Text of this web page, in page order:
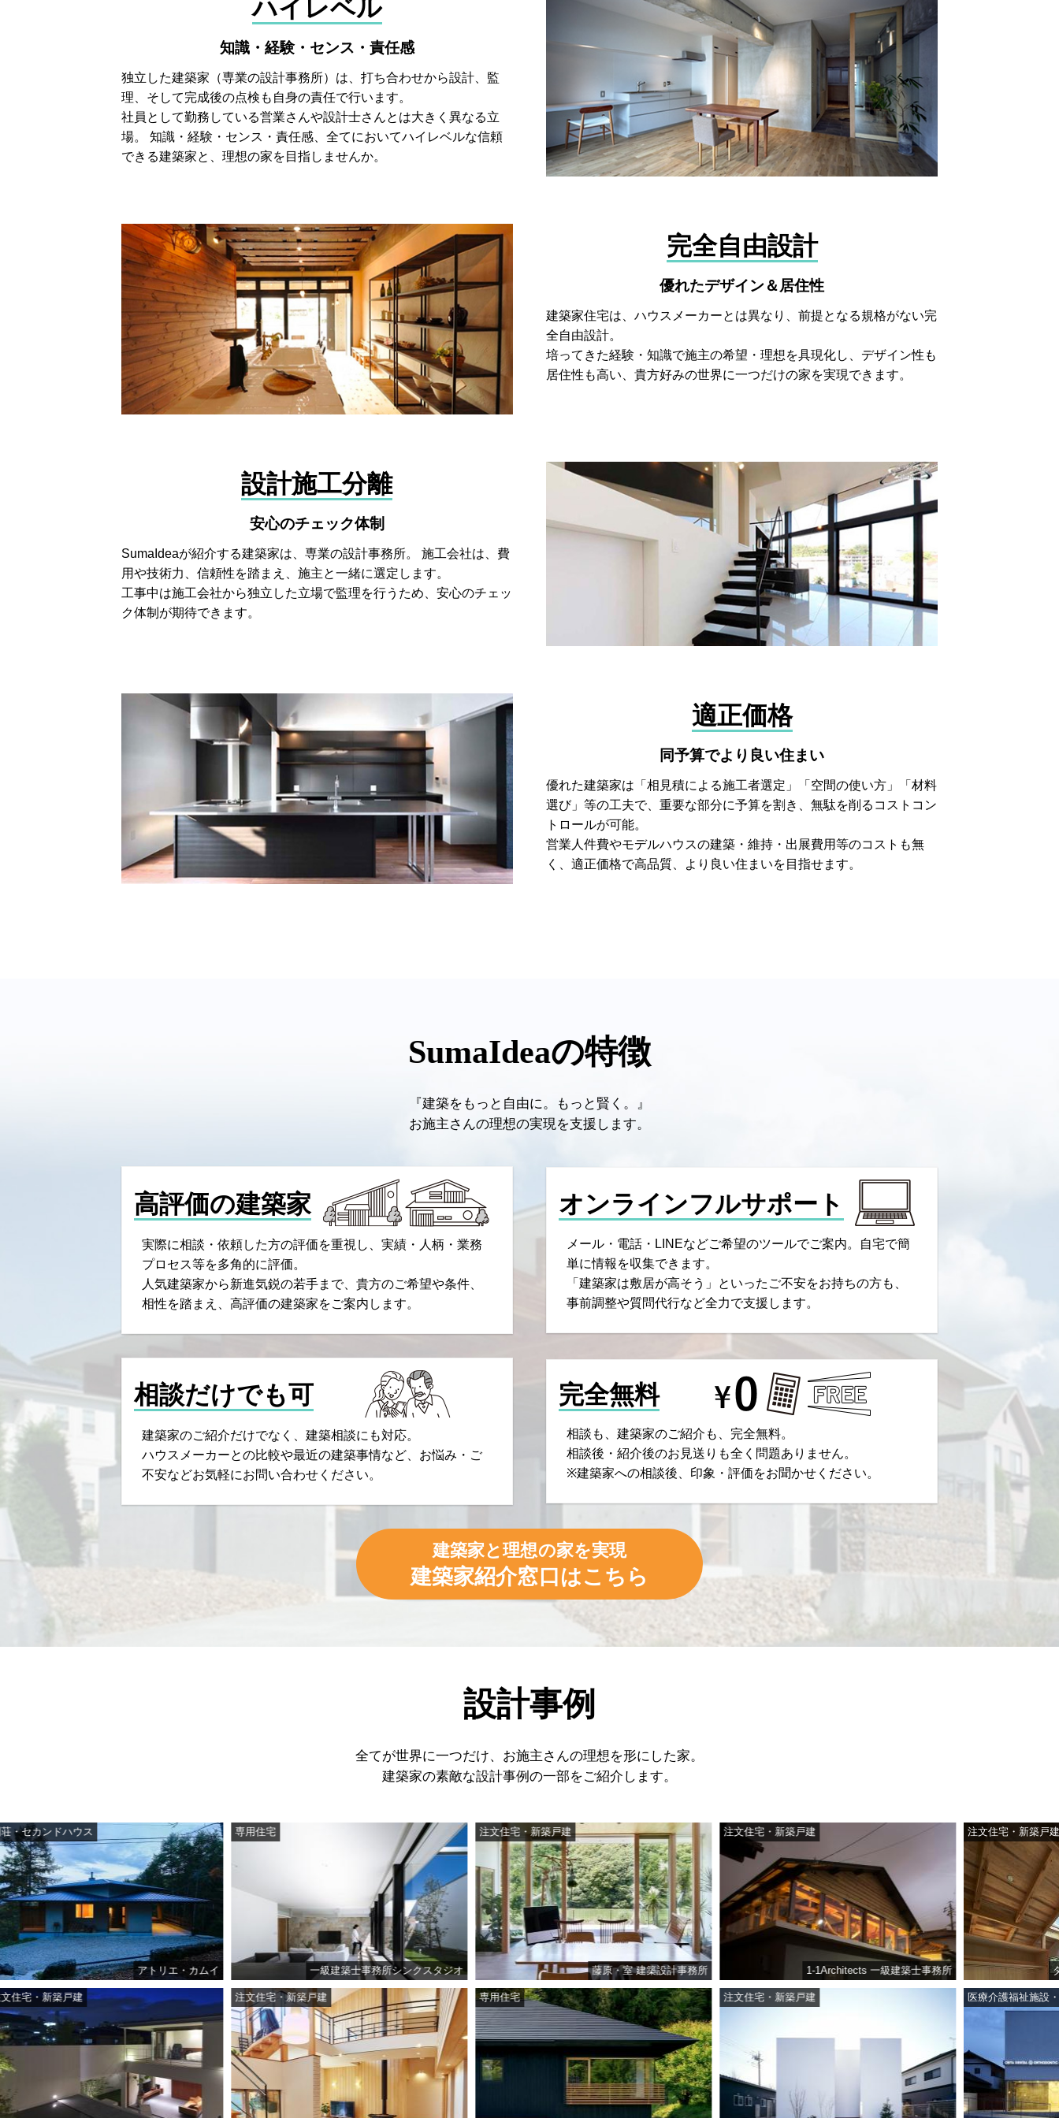
ハイレベル
知識・経験・センス・責任感
独立した建築家（専業の設計事務所）は、打ち合わせから設計、監
理、そして完成後の点検も自身の責任で行います。
社員として勤務している営業さんや設計士さんとは大きく異なる立
場。 知識・経験・センス・責任感、全てにおいてハイレベルな信頼
できる建築家と、理想の家を目指しませんか。
完全自由設計
優れたデザイン＆居住性
建築家住宅は、ハウスメーカーとは異なり、前提となる規格がない完
全自由設計。
培ってきた経験・知識で施主の希望・理想を具現化し、デザイン性も
居住性も高い、貴方好みの世界に一つだけの家を実現できます。
設計施工分離
安心のチェック体制
SumaIdeaが紹介する建築家は、専業の設計事務所。 施工会社は、費
用や技術力、信頼性を踏まえ、施主と一緒に選定します。
工事中は施工会社から独立した立場で監理を行うため、安心のチェッ
ク体制が期待できます。
適正価格
同予算でより良い住まい
優れた建築家は「相見積による施工者選定」「空間の使い方」「材料
選び」等の工夫で、重要な部分に予算を割き、無駄を削るコストコン
トロールが可能。
営業人件費やモデルハウスの建築・維持・出展費用等のコストも無
く、適正価格で高品質、より良い住まいを目指せます。
SumaIdeaの特徴
『建築をもっと自由に。もっと賢く。』
お施主さんの理想の実現を支援します。
高評価の建築家
実際に相談・依頼した方の評価を重視し、実績・人柄・業務
プロセス等を多角的に評価。
人気建築家から新進気鋭の若手まで、貴方のご希望や条件、
相性を踏まえ、高評価の建築家をご案内します。
オンラインフルサポート
メール・電話・LINEなどご希望のツールでご案内。自宅で簡
単に情報を収集できます。
「建築家は敷居が高そう」といったご不安をお持ちの方も、
事前調整や質問代行など全力で支援します。
相談だけでも可
建築家のご紹介だけでなく、建築相談にも対応。
ハウスメーカーとの比較や最近の建築事情など、お悩み・ご
不安などお気軽にお問い合わせください。
完全無料
相談も、建築家のご紹介も、完全無料。
相談後・紹介後のお見送りも全く問題ありません。
※建築家への相談後、印象・評価をお聞かせください。
建築家と理想の家を実現
建築家紹介窓口はこちら
設計事例
全てが世界に一つだけ、 お施主さんの理想を形にした家。
建築家の素敵な設計事例の一部をご紹介します。
アトリエ・カムイ
専用住宅
一級建築士事務所シンクスタジオ
注文住宅・新築戸建
藤原・室 建築設計事務所
注文住宅・新築戸建
1-1Architects 一級建築士事務所
注文住宅・新築戸建
タイラヤスヒロ建
注文住宅・新築戸建 専用住宅 注文住宅・新築戸建 医療介護福祉施設・保育教育施設